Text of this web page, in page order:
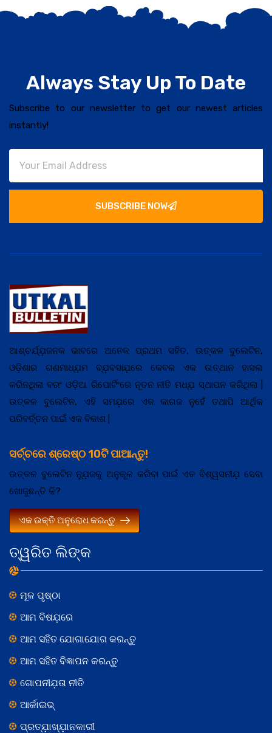
Always Stay Up To Date
Subscribe to our newsletter to get our newest articles
instantly!
SUBSCRIBE NOW
ତ୍ୱରିତ ଲିଙ୍କ
ମୂଳ ପୃଷ୍ଠା
ଆମ ବିଷଯ଼ରେ
ଆମ ସହିତ ଯୋଗାଯୋଗ କରନ୍ତୁ
ଆମ ସହିତ ବିଜ୍ଞାପନ କରନ୍ତୁ
ଗୋପନୀଯ଼ତା ନୀତି
ଆର୍କାଇଭ୍
ପ୍ରତ୍ଯ଼ାଖ୍ଯ଼ାନକାରୀ
ଆଶ୍ଚର୍ଯ୍ଯ଼ଜନକ ଭାବରେ ଅନେକ ପ୍ରଥମ ସହିତ, ଉତ୍କଳ ବୁଲେଟିନ,
ଓଡ଼ିଶାର ଗଣମାଧ୍ଯ଼ମ ବ୍ଯ଼ବସାଯ଼ରେ କେବଳ ଏକ ଉତ୍ଥାନ ହାସଲ
କରିନଥିଲା ବରଂ ଓଡ଼ିଆ ରିପୋର୍ଟିଂରେ ନୂତନ ନୀତି ମଧ୍ଯ଼ ସ୍ଥାପନ କରିଥିଲା |
ଉତ୍କଳ ବୁଲେଟିନ, ଏହି ସମଯ଼ରେ ଏକ କାଗଜ ନୁହେଁ ତଥାପି ଆର୍ଥିକ
ପରିବର୍ତ୍ତନ ପାଇଁ ଏକ ବିକାଶ |
ସର୍ଚ୍ଚରେ ଶ୍ରେଷ୍ଠ 10ଟି ପାଆନ୍ତୁ!
ଉତ୍କଳ ବୁଲେଟିନ ନ୍ଯ଼ୁଜକୁ ଅନୁକୂଳ କରିବା ପାଇଁ ଏକ ବିଶ୍ୱସନୀଯ଼ ସେବା
ଖୋଜୁଛନ୍ତି କି?
ଏକ ଉକ୍ତି ଅନୁରୋଧ କରନ୍ତୁ